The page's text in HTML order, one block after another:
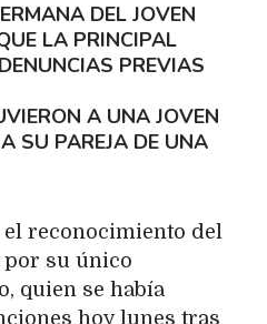
DEL JOVEN
LA PRINCIPAL
PREVIAS
A UNA JOVEN
SU PAREJA DE UNA
el reconocimiento del
su único
quien se había
hoy lunes tras